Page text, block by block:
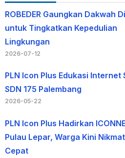
ROBEDER Gaungkan Dakwah
untuk Tingkatkan Kepedulian
Lingkungan
2026-07-12
PLN Icon Plus Edukasi Internet
SDN 175 Palembang
2026-05-22
PLN Icon Plus Hadirkan
Pulau Lepar, Warga Kini
Cepat